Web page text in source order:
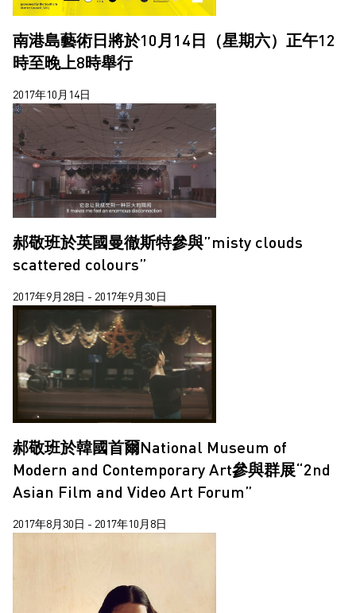
南港島藝術日將於10月14日（星期六）正午12
時至晚上8時舉行
2017年10月14日
郝敬班於英國曼徹斯特參與”misty clouds
scattered colours”
2017年9月28日 - 2017年9月30日
郝敬班於韓國首爾National Museum of
Modern and Contemporary Art參與群展“2nd
Asian Film and Video Art Forum”
2017年8月30日 - 2017年10月8日